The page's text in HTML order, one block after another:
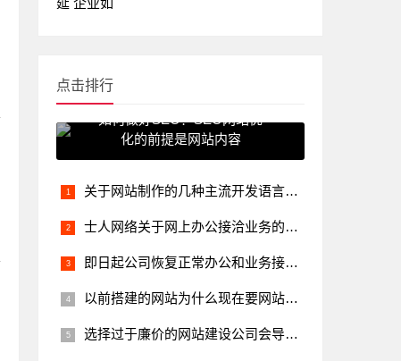
点击排行
如何做好SEO？SEO网站优
化的前提是网站内容
关于网站制作的几种主流开发语言比较
士人网络关于网上办公接洽业务的公告
即日起公司恢复正常办公和业务接洽工作
以前搭建的网站为什么现在要网站改版或重构呢？
选择过于廉价的网站建设公司会导致什么样的后果